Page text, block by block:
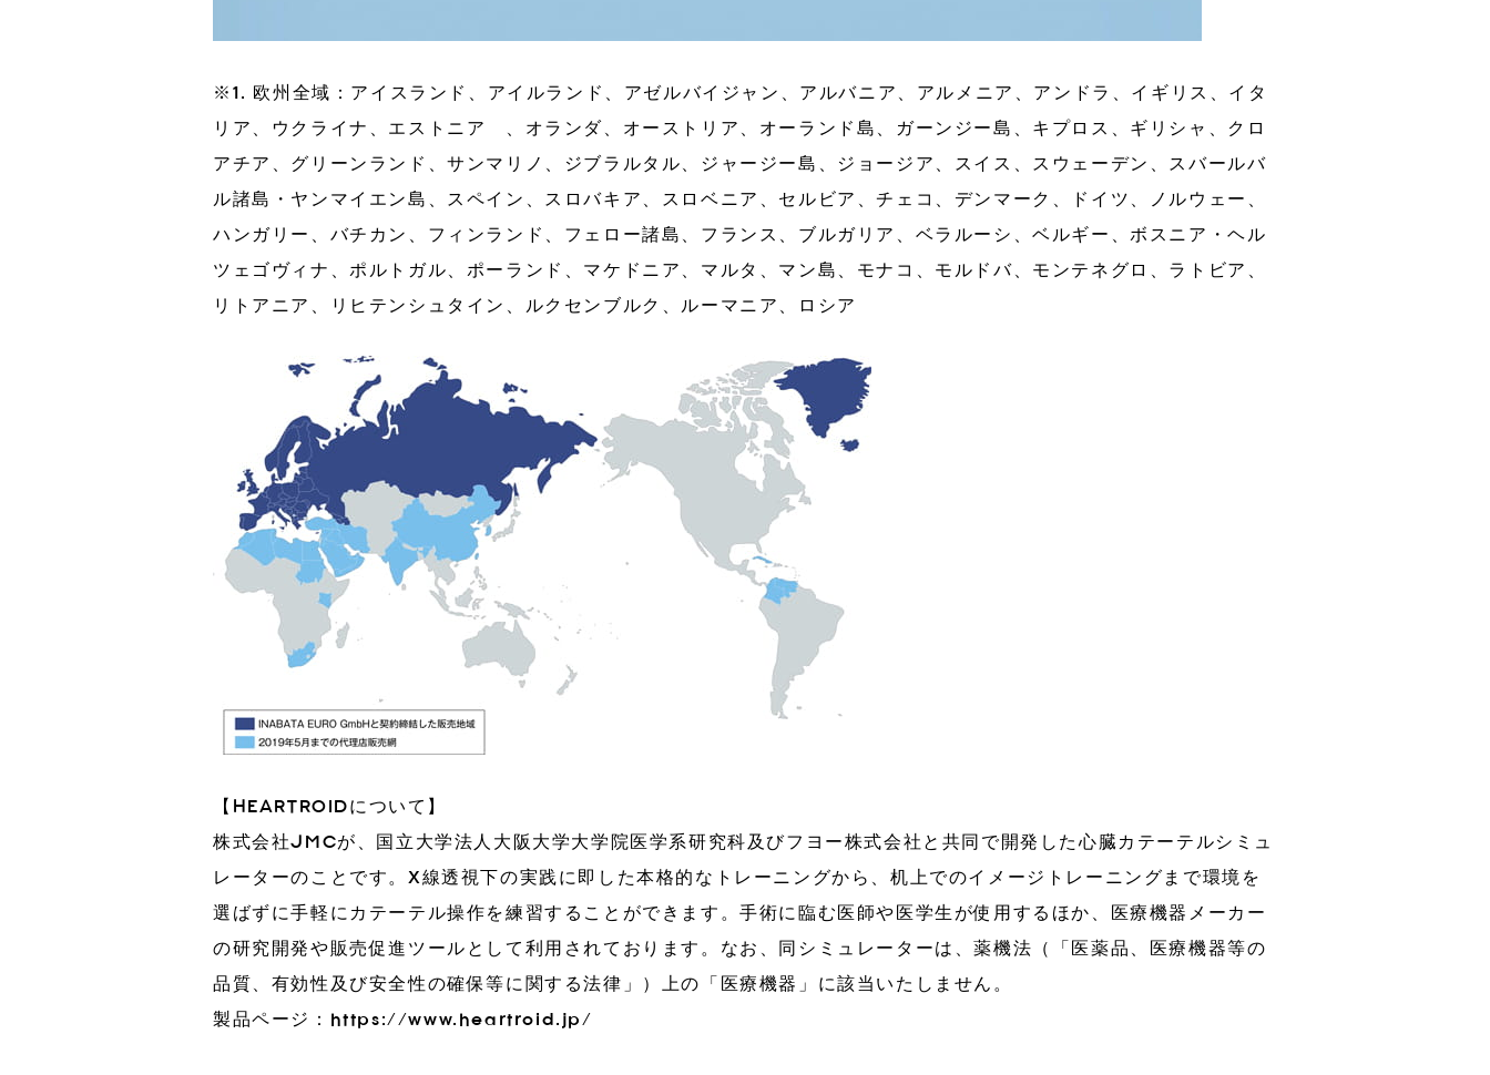
※1. 欧州全域：アイスランド、アイルランド、アゼルバイジャン、アルバニア、アルメニア、アンドラ、イギリス、イタ
リア、ウクライナ、エストニア 、オランダ、オーストリア、オーランド島、ガーンジー島、キプロス、ギリシャ、クロ
アチア、グリーンランド、サンマリノ、ジブラルタル、ジャージー島、ジョージア、スイス、スウェーデン、スバールバ
ル諸島・ヤンマイエン島、スペイン、スロバキア、スロベニア、セルビア、チェコ、デンマーク、ドイツ、ノルウェー、
ハンガリー、バチカン、フィンランド、フェロー諸島、フランス、ブルガリア、ベラルーシ、ベルギー、ボスニア・ヘル
ツェゴヴィナ、ポルトガル、ポーランド、マケドニア、マルタ、マン島、モナコ、モルドバ、モンテネグロ、ラトビア、
リトアニア、リヒテンシュタイン、ルクセンブルク、ルーマニア、ロシア
【HEARTROIDについて】
株式会社JMCが、国立大学法人大阪大学大学院医学系研究科及びフヨー株式会社と共同で開発した心臓カテーテルシミュ
レーターのことです。X線透視下の実践に即した本格的なトレーニングから、机上でのイメージトレーニングまで環境を
選ばずに手軽にカテーテル操作を練習することができます。手術に臨む医師や医学生が使用するほか、医療機器メーカー
の研究開発や販売促進ツールとして利用されております。なお、同シミュレーターは、薬機法（「医薬品、医療機器等の
品質、有効性及び安全性の確保等に関する法律」）上の「医療機器」に該当いたしません。
製品ページ： https://www.heartroid.jp/